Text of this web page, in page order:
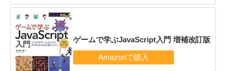
ゲームで学ぶJavaScript入門 増補改訂版